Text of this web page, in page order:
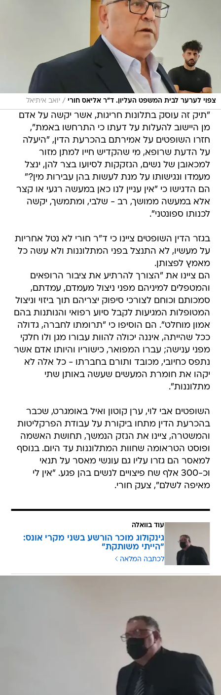
צפוי לערער לבית המשפט העליון. ד"ר אליאס חורי / יואב איתיאל
"תיק זה עוסק בתלונות חריגות, אשר יקשה על אדם
מן היישוב להעלות על דעתו כי התרחשו באמת",
חזרו השופטים על אמירתם בהכרעת הדין, "היעלה
על הדעת שרופא, מי שהקדיש חייו למתן מזור
למכאובן של נשים, הנזקקות לסיועו בצר להן, ינצל
מעמדו ונגישותו על מנת לעשות בהן עבירות מין?"
הם הדגישו כי "אין עניין לנו כאן במעשה רגעי או קצר
אלא במעשה ממושך, רב - שלבי, ומתמשך, יקשה
לכנותו ספונטני".
בגזר הדין השופטים ציינו כי ד"ר חורי לא נטל אחריות
על מעשיו, לא התנצל בפני המתלוננות ולא עשה כל
מאמץ לפצותן.
הם ציינו את "הצורך להרתיע את ציבור הרופאים
והמטפלים למיניהם מפני ניצול מעמדם, עמדתם,
סמכותם וכוחם לצורכי סיפוק יצריהם תוך ביזוי וניצול
המטופלות המגיעות לקבל סיוע רפואי והנותנות בהם
אמון מוחלט". הם הוסיפו כי "תרומתו לחברה, גדולה
ככל שהייתה, איננה יכולה להוות עבורו מגן ולו חלקי
מפני ענישה; עברו המפואר, כישוריו והיותו אדם אשר
נתפס כחיובי, מכובד ותורם בחברתו - כל אלה לא
יקהו את חומרת המעשים שעשה באותן שתי
מתלוננות".
השופטים אבי לוי, ערן קוטון ואיל באומגרט, שכבר
בהכרעת הדין מתחו ביקורת על עבודת הפרקליטות
והמשטרה, ציינו את הנזק הנמשך, תחושת האשמה
ופוסט הטראומה שחוות המתלוננות עד היום. בנוסף
למאסר הם גזרו עליו גם עונשי מאסר על תנאי
וכ-300 אלף שח פיצויים לנשים בהן פגע. "אין לי
מאיפה לשלם", צעק חורי.
עוד בוואלה
גינקולוג מוכר הורשע בשני מקרי אונס:
"הייתי משותקת"
לכתבה המלאה